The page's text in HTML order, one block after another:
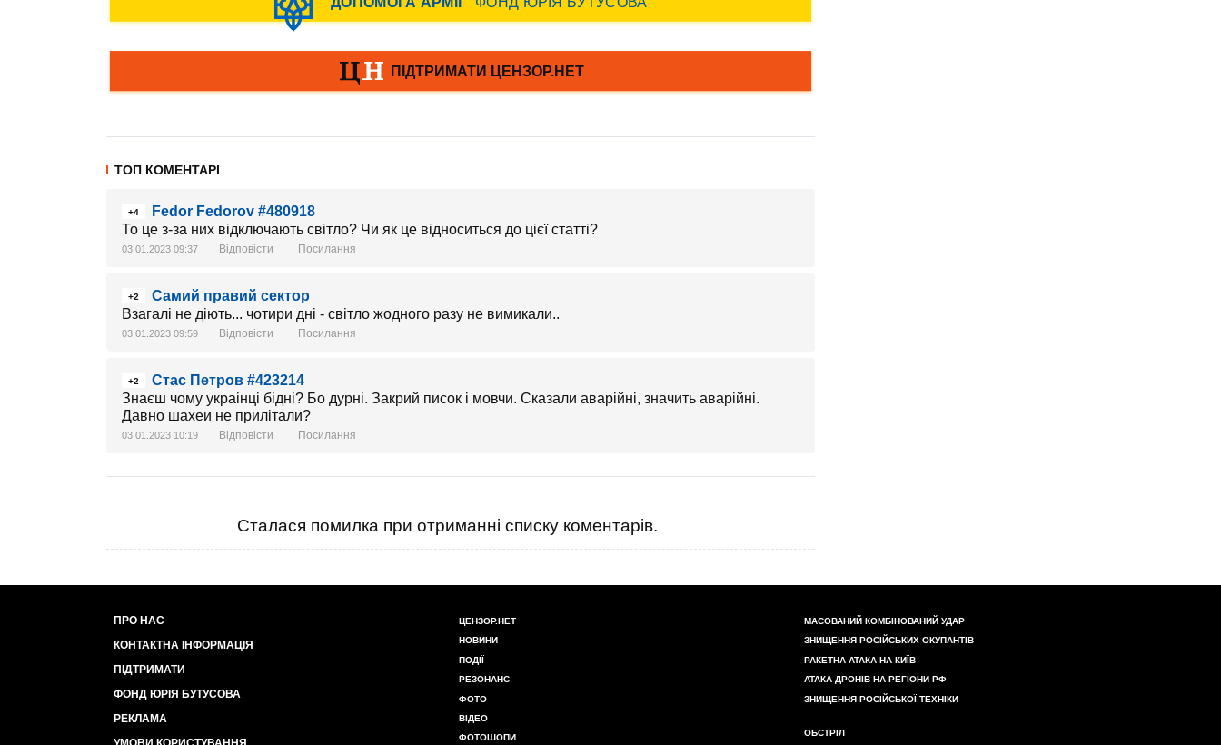
ТОП КОМЕНТАРІ
+4
Fedor Fedorov #480918
То це з-за них відключають світло? Чи як це відноситься до цієї статті?
03.01.2023 09:37 Відповісти Посилання
+2
Самий правий сектор
Взагалі не діють... чотири дні - світло жодного разу не вимикали..
03.01.2023 09:59 Відповісти Посилання
+2
Стас Петров #423214
Знаєш чому украінці бідні? Бо дурні. Закрий писок і мовчи. Сказали аварійні, значить аварійні.
Давно шахеи не прилітали?
03.01.2023 10:19 Відповісти Посилання
Сталася помилка при отриманні списку коментарів.
ПРО НАС
КОНТАКТНА ІНФОРМАЦІЯ
ПІДТРИМАТИ
ФОНД ЮРІЯ БУТУСОВА
РЕКЛАМА
ЦЕНЗОР.НЕТ
НОВИНИ
ПОДІЇ
РЕЗОНАНС
ФОТО
ВІДЕО
ФОТОШОПИ
МАСОВАНИЙ КОМБІНОВАНИЙ УДАР
ЗНИЩЕННЯ РОСІЙСЬКИХ ОКУПАНТІВ
РАКЕТНА АТАКА НА КИЇВ
АТАКА ДРОНІВ НА РЕГІОНИ РФ
ЗНИЩЕННЯ РОСІЙСЬКОЇ ТЕХНІКИ
ОБСТРІЛ